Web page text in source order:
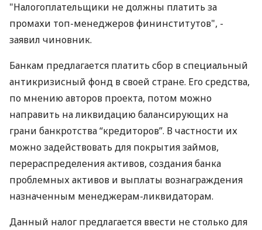
"Налогоплательщики не должны платить за
промахи топ-менеджеров фининститутов", -
заявил чиновник.
Банкам предлагается платить сбор в специальный
антикризисный фонд в своей стране. Его средства,
по мнению авторов проекта, потом можно
направить на ликвидацию балансирующих на
грани банкротства “кредиторов”. В частности их
можно задействовать для покрытия займов,
перераспределения активов, создания банка
проблемных активов и выплаты вознаграждения
назначенным менеджерам-ликвидаторам.
Данный налог предлагается ввести не столько для